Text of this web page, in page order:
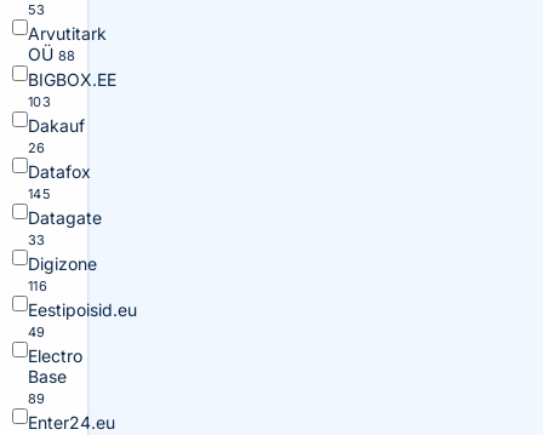
53
Arvutitark
OÜ 88
BIGBOX.EE
103
Dakauf
26
Datafox
145
Datagate
33
Digizone
116
Eestipoisid.eu
49
Electro
Base
89
Enter24.eu